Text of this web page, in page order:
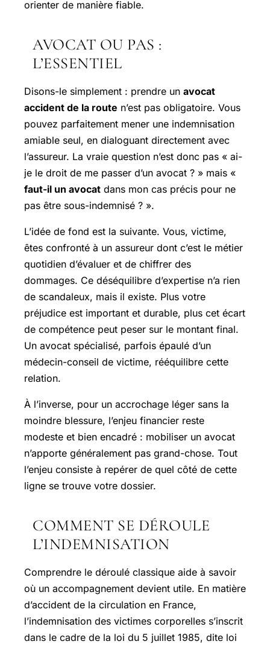
orienter de manière fiable.
AVOCAT OU PAS :
L’ESSENTIEL
Disons-le simplement : prendre un avocat
accident de la route n’est pas obligatoire. Vous
pouvez parfaitement mener une indemnisation
amiable seul, en dialoguant directement avec
l’assureur. La vraie question n’est donc pas « ai-
je le droit de me passer d’un avocat ? » mais «
faut-il un avocat dans mon cas précis pour ne
pas être sous-indemnisé ? ».
L’idée de fond est la suivante. Vous, victime,
êtes confronté à un assureur dont c’est le métier
quotidien d’évaluer et de chiffrer des
dommages. Ce déséquilibre d’expertise n’a rien
de scandaleux, mais il existe. Plus votre
préjudice est important et durable, plus cet écart
de compétence peut peser sur le montant final.
Un avocat spécialisé, parfois épaulé d’un
médecin-conseil de victime, rééquilibre cette
relation.
À l’inverse, pour un accrochage léger sans la
moindre blessure, l’enjeu financier reste
modeste et bien encadré : mobiliser un avocat
n’apporte généralement pas grand-chose. Tout
l’enjeu consiste à repérer de quel côté de cette
ligne se trouve votre dossier.
COMMENT SE DÉROULE
L’INDEMNISATION
Comprendre le déroulé classique aide à savoir
où un accompagnement devient utile. En matière
d’accident de la circulation en France,
l’indemnisation des victimes corporelles s’inscrit
dans le cadre de la loi du 5 juillet 1985, dite loi